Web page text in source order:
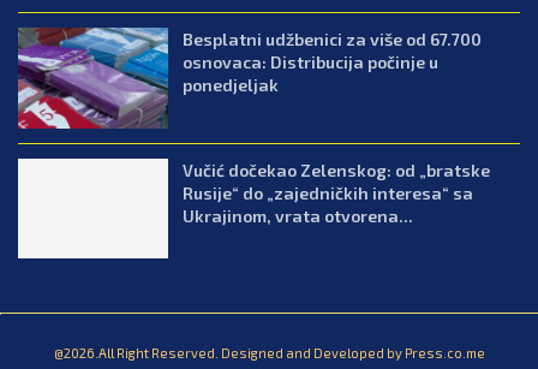
Besplatni udžbenici za više od 67.700
osnovaca: Distribucija počinje u
ponedjeljak
Vučić dočekao Zelenskog: od „bratske
Rusije“ do „zajedničkih interesa“ sa
Ukrajinom, vrata otvorena...
@2026.All Right Reserved. Designed and Developed by Press.co.me